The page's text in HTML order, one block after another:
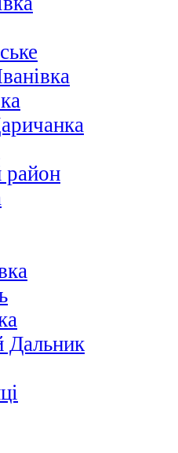
район
Дальник